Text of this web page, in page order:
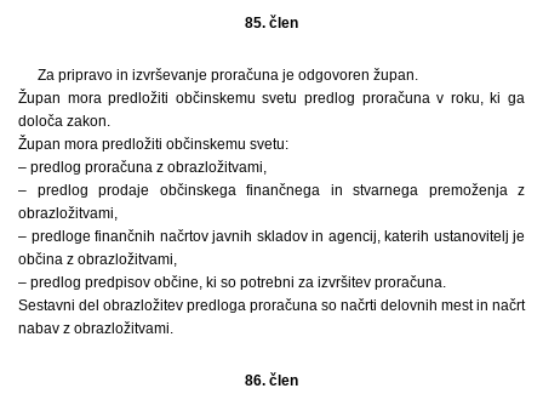
85. člen
Za pripravo in izvrševanje proračuna je odgovoren župan.
Župan mora predložiti občinskemu svetu predlog proračuna v roku, ki ga
določa zakon.
Župan mora predložiti občinskemu svetu:
– predlog proračuna z obrazložitvami,
– predlog prodaje občinskega finančnega in stvarnega premoženja z
obrazložitvami,
– predloge finančnih načrtov javnih skladov in agencij, katerih ustanovitelj je
občina z obrazložitvami,
– predlog predpisov občine, ki so potrebni za izvršitev proračuna.
Sestavni del obrazložitev predloga proračuna so načrti delovnih mest in načrt
nabav z obrazložitvami.
86. člen